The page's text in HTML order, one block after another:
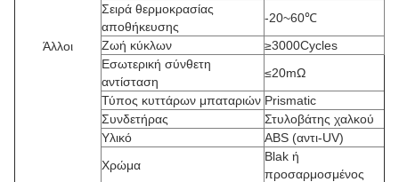
Άλλοι
Σειρά θερμοκρασίας
αποθήκευσης
-20~60℃
Ζωή κύκλων
≥3000Cycles
Εσωτερική σύνθετη
αντίσταση
≤20mΩ
Τύπος κυττάρων μπαταριών Prismatic
Συνδετήρας
Στυλοβάτης χαλκού
Υλικό
ABS (αντι-UV)
Χρώμα
Blak ή
προσαρμοσμένος